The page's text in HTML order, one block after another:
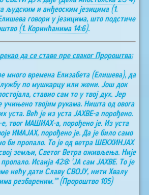
људским и анђеоским језицима (1.
говори у језицима, што подстиче
(1. Коринћанима 14:6).
да се ставе пре сваког Пророштва:
много времена Елизабета (Елишева), да
по мушкарцу или жени. Још док
ставио сам то у твој дух. Јер
учињено твојим рукама. Ништа од овога
уста. Већ је из уста ЈАХВЕ-а порођено.
твог МАШИАХ-а, порођено је. Из уста
ИМАЈАХ, порођено је. Да је било само
би пропало. То је од ветра ШЕКХИНЈАХ
земљи, Светог Ветра оживљења. Није
Исаија 42:8: 'ЈА сам ЈАХВЕ. То је
нећу дати Славу СВОЈУ, нити Хвалу
резбареним.'” (Пророштво 105)